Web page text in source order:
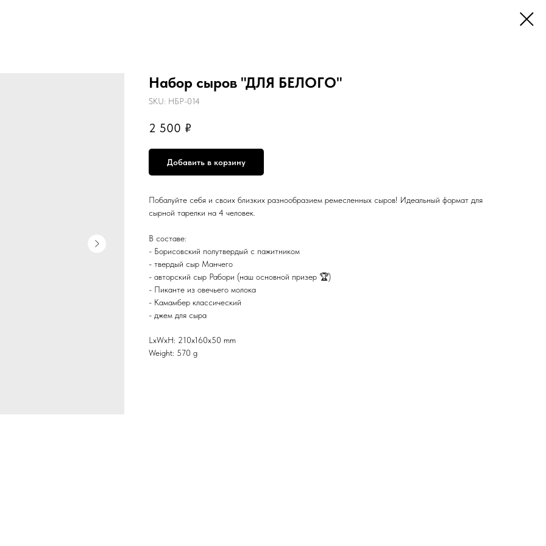
Набор сыров "ДЛЯ БЕЛОГО"
SKU: НБР-014
2 500 ₽
Добавить в корзину
Побалуйте себя и своих близких разнообразием ремесленных сыров! Идеальный формат для
сырной тарелки на 4 человек.
В составе:
- Борисовский полутвердый с пажитником
- твердый сыр Манчего
- авторский сыр Рабори (наш основной призер 🏆)
- Пиканте из овечьего молока
- Камамбер классический
- джем для сыра
LxWxH: 210x160x50 mm
Weight: 570 g